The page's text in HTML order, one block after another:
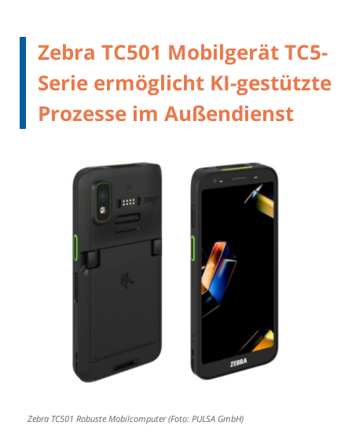
Zebra TC501 Mobilgerät TC5-
Serie ermöglicht KI-gestützte
Prozesse im Außendienst
Zebra TC501 Robuste Mobilcomputer (Foto: PULSA GmbH)